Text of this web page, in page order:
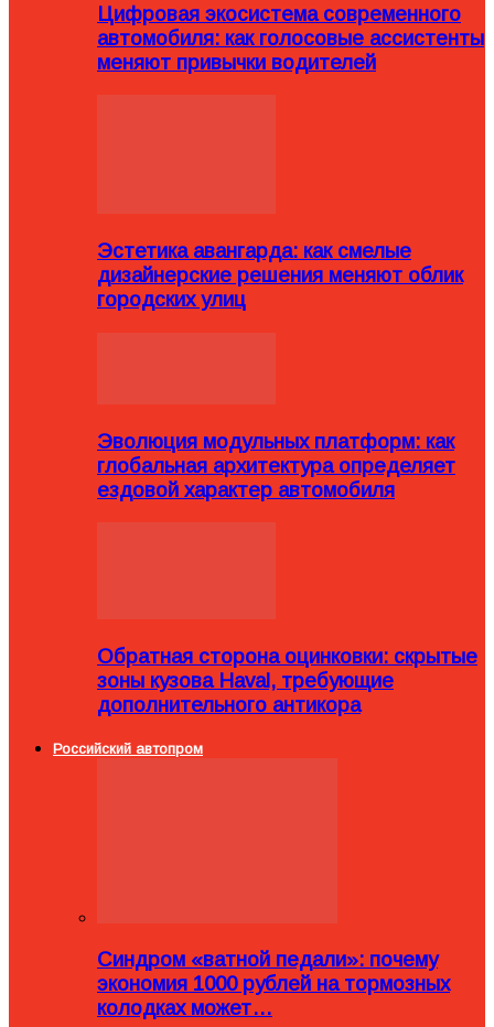
Цифровая экосистема современного
автомобиля: как голосовые ассистенты
меняют привычки водителей
Эстетика авангарда: как смелые
дизайнерские решения меняют облик
городских улиц
Эволюция модульных платформ: как
глобальная архитектура определяет
ездовой характер автомобиля
Обратная сторона оцинковки: скрытые
зоны кузова Haval, требующие
дополнительного антикора
Российский автопром
Синдром «ватной педали»: почему
экономия 1000 рублей на тормозных
колодках может…